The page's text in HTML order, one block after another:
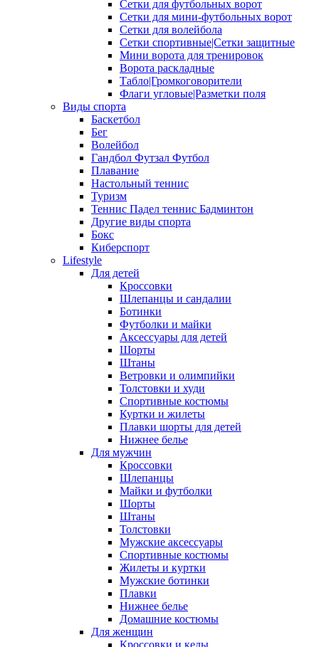
Сетки для футбольных ворот
Сетки для мини-футбольных ворот
Сетки для волейбола
Сетки спортивные|Сетки защитные
Мини ворота для тренировок
Ворота раскладные
Табло|Громкоговорители
Флаги угловые|Разметки поля
Виды спорта
Баскетбол
Бег
Волейбол
Гандбол Футзал Футбол
Плавание
Настольный теннис
Туризм
Теннис Падел теннис Бадминтон
Другие виды спорта
Бокс
Киберспорт
Lifestyle
Для детей
Кроссовки
Шлепанцы и сандалии
Ботинки
Футболки и майки
Аксессуары для детей
Шорты
Штаны
Ветровки и олимпийки
Толстовки и худи
Спортивные костюмы
Куртки и жилеты
Плавки шорты для детей
Нижнее белье
Для мужчин
Кроссовки
Шлепанцы
Майки и футболки
Шорты
Штаны
Толстовки
Мужские аксессуары
Спортивные костюмы
Жилеты и куртки
Мужские ботинки
Плавки
Нижнее белье
Домашние костюмы
Для женщин
Кроссовки и кеды